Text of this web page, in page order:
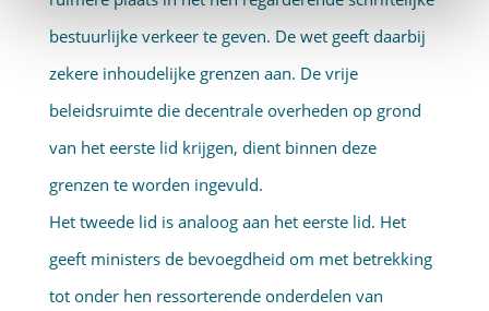
bestuurlijke verkeer te geven. De wet geeft daarbij
zekere inhoudelijke grenzen aan. De vrije
beleidsruimte die decentrale overheden op grond
van het eerste lid krijgen, dient binnen deze
grenzen te worden ingevuld.
Het tweede lid is analoog aan het eerste lid. Het
geeft ministers de bevoegdheid om met betrekking
tot onder hen ressorterende onderdelen van